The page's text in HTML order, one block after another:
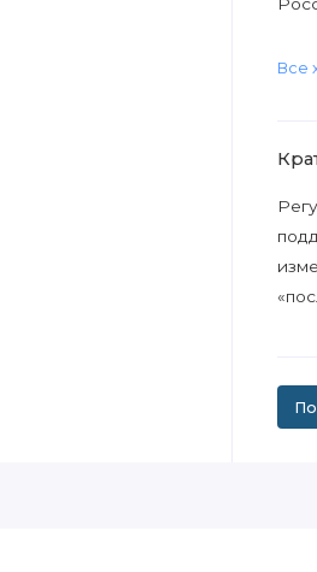
Все